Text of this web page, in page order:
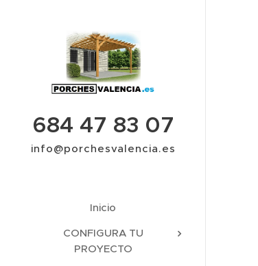
684 47 83 07
info@porchesvalencia.es
Inicio
CONFIGURA TU
PROYECTO